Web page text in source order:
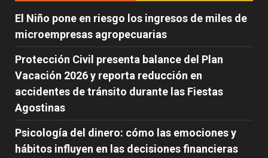
El Niño pone en riesgo los ingresos de miles de
microempresas agropecuarias
Protección Civil presenta balance del Plan
Vacación 2026 y reporta reducción en
accidentes de tránsito durante las Fiestas
Agostinas
Psicología del dinero: cómo las emociones y
hábitos influyen en las decisiones financieras